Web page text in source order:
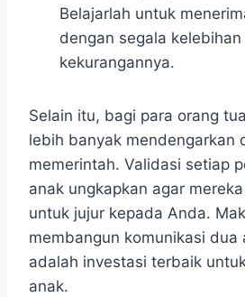
Belajarlah untuk
dengan segala kelebihan
kekurangannya.
Selain itu, bagi para orang
lebih banyak mendengarkan
memerintah. Validasi setiap
anak ungkapkan agar
untuk jujur kepada Anda.
membangun komunikasi dua
adalah investasi terbaik
anak.